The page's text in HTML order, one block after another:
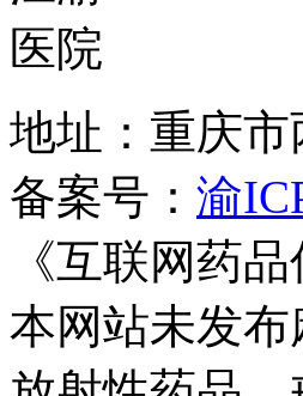
地址：重庆
备案号： 渝
《互联网药
本网站未发